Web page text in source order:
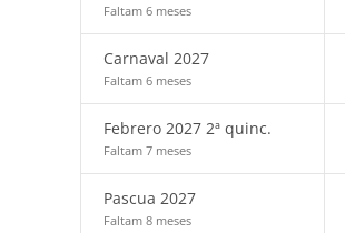
Faltam 6 meses
Carnaval 2027
Faltam 6 meses
Febrero 2027 2ª quinc.
Faltam 7 meses
Pascua 2027
Faltam 8 meses